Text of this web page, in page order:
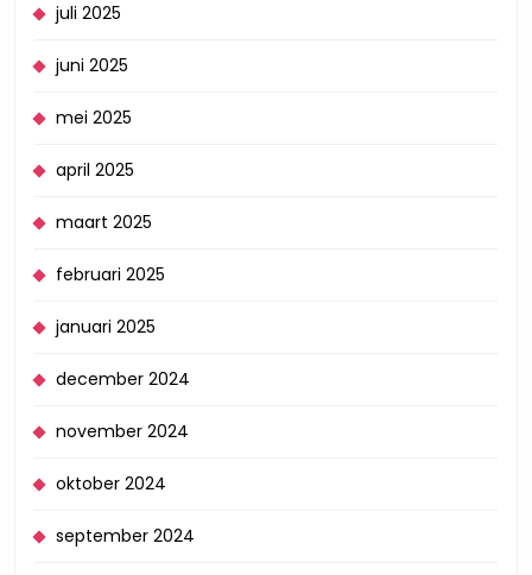
juli 2025
juni 2025
mei 2025
april 2025
maart 2025
februari 2025
januari 2025
december 2024
november 2024
oktober 2024
september 2024